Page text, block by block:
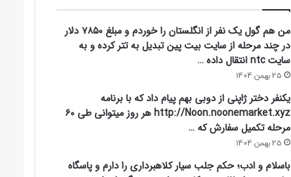
من هم گول یک نفر از انگلستان را خوردم و مبلغ ۷۸۵۰ دلار
در چند مرحله از سایت بیت پین تبدیل به تتر کرده و به
سایت ntc انتقال داده …
25 بهمن 1404
یکنفر دختر ژاپنی از دوبی بهم پیام داد که با برنامه
http://Noon.noonemarket.xyz هر روز میتوانی طی ۶۰
مرحله تکمیل سفارش که …
25 بهمن 1404
باسلام و ادب؛ حکم جلب سیار کلاهبرداری را دارم و پاسگاه